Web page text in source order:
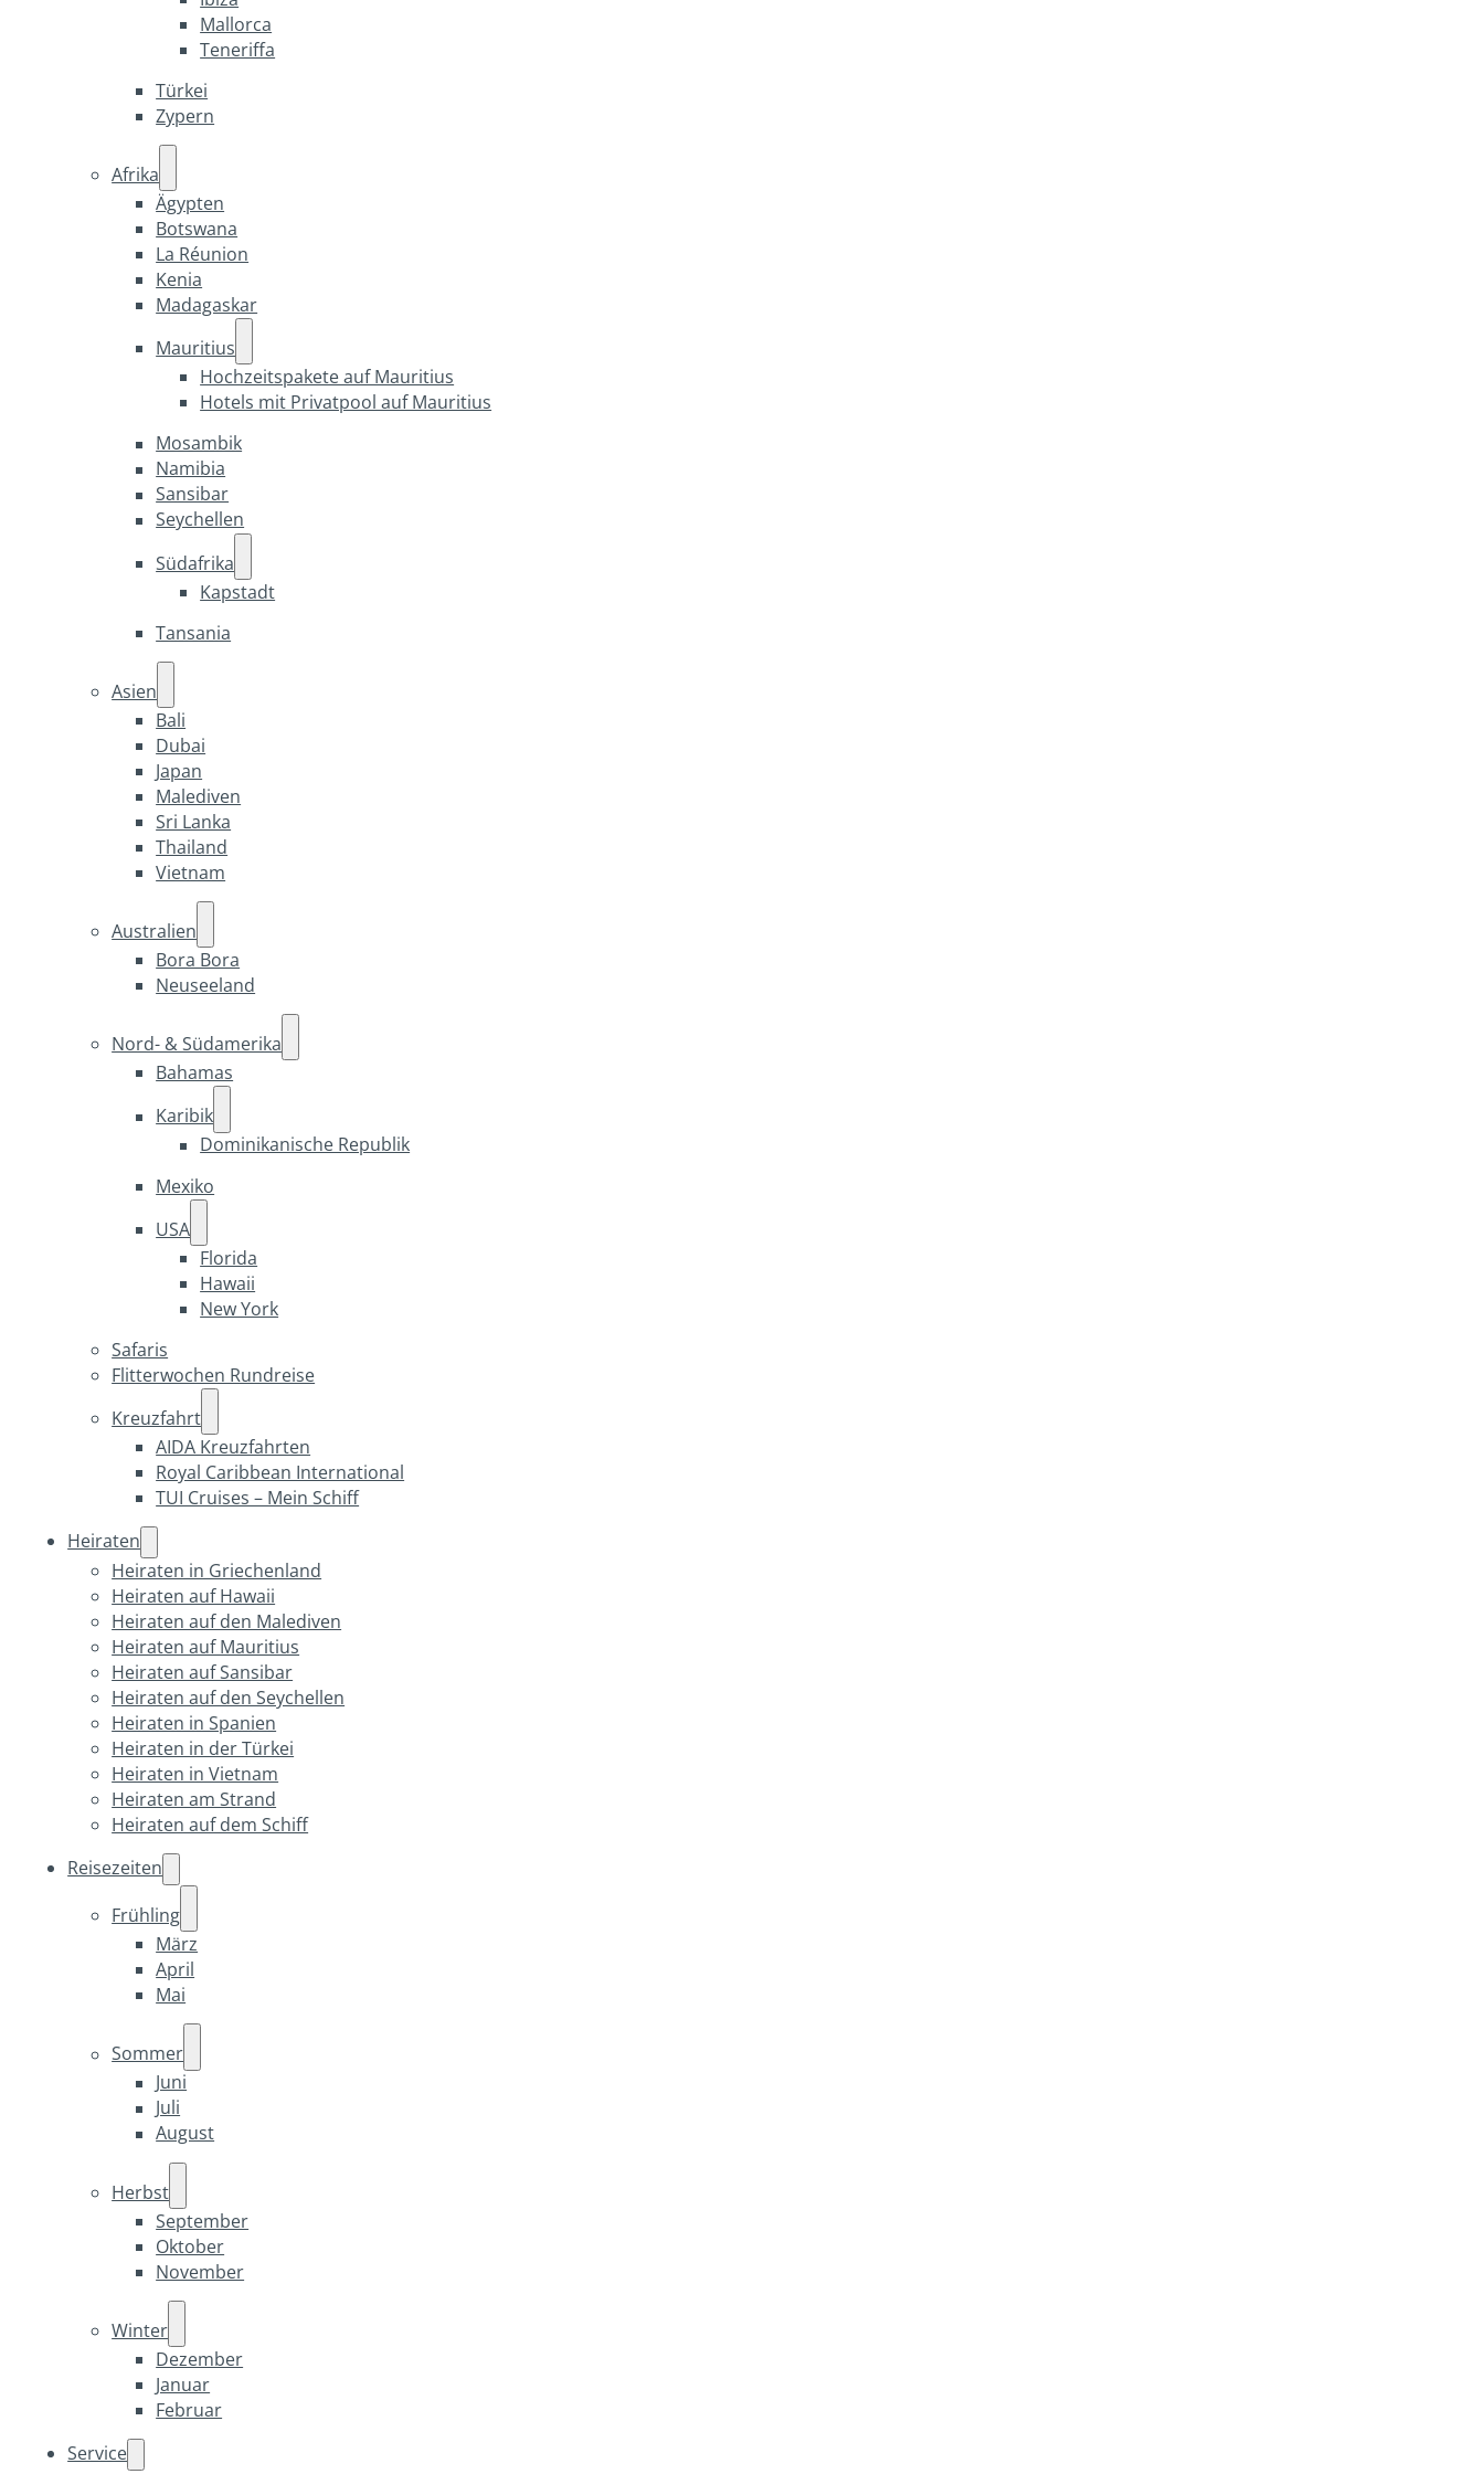
Mallorca
Teneriffa
Türkei
Zypern
Afrika
Ägypten
Botswana
La Réunion
Kenia
Madagaskar
Mauritius
Hochzeitspakete auf Mauritius
Hotels mit Privatpool auf Mauritius
Mosambik
Namibia
Sansibar
Seychellen
Südafrika
Kapstadt
Tansania
Asien
Bali
Dubai
Japan
Malediven
Sri Lanka
Thailand
Vietnam
Australien
Bora Bora
Neuseeland
Nord- & Südamerika
Bahamas
Karibik
Dominikanische Republik
Mexiko
USA
Florida
Hawaii
New York
Safaris
Flitterwochen Rundreise
Kreuzfahrt
AIDA Kreuzfahrten
Royal Caribbean International
TUI Cruises – Mein Schiff
Heiraten
Heiraten in Griechenland
Heiraten auf Hawaii
Heiraten auf den Malediven
Heiraten auf Mauritius
Heiraten auf Sansibar
Heiraten auf den Seychellen
Heiraten in Spanien
Heiraten in der Türkei
Heiraten in Vietnam
Heiraten am Strand
Heiraten auf dem Schiff
Reisezeiten
Frühling
März
April
Mai
Sommer
Juni
Juli
August
Herbst
September
Oktober
November
Winter
Dezember
Januar
Februar
Service